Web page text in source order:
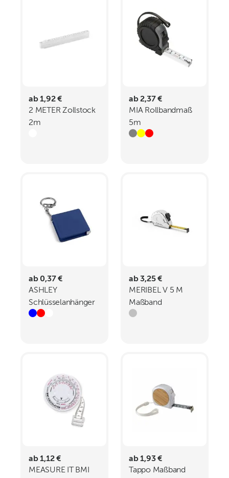
ab 1,92 €
2 METER Zollstock
2m
ab 2,37 €
MIA Rollbandmaß
5m
ab 0,37 €
ASHLEY
Schlüsselanhänger
mit Maßband
ab 3,25 €
MERIBEL V 5 M
Maßband
ab 1,12 €
MEASURE IT BMI
ab 1,93 €
Tappo Maßband